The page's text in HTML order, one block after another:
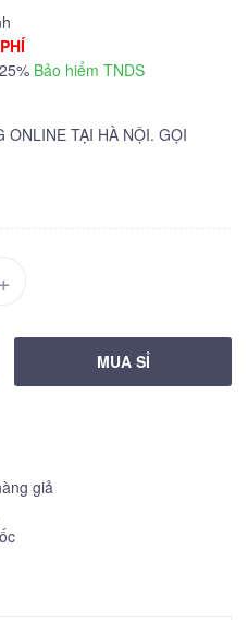
Bảo hiểm TNDS
ONLINE TẠI HÀ NỘI. GỌI
MUA SỈ
giả